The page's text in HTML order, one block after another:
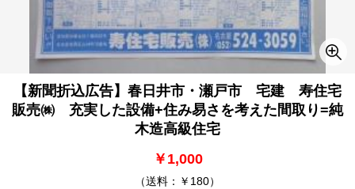
【新聞折込広告】春日井市・瀬戸市 宅建 寿住宅
販売㈱ 充実した設備+住み易さを考えた間取り=純
木造高級住宅
￥1,000
（送料：￥180）